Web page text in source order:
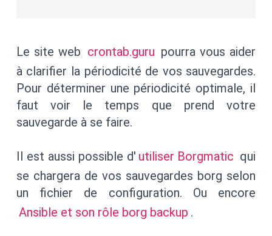
Le site web crontab.guru pourra vous aider
à clarifier la périodicité de vos sauvegardes.
Pour déterminer une périodicité optimale, il
faut voir le temps que prend votre
sauvegarde à se faire.
Il est aussi possible d' utiliser Borgmatic qui
se chargera de vos sauvegardes borg selon
un fichier de configuration. Ou encore
Ansible et son rôle borg backup .